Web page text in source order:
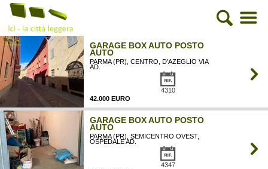
GARAGE BOX AUTO POSTO
AUTO
PARMA (PR), CENTRO, D'AZEGLIO VIA
AD.
42.000 EURO
4310
GARAGE BOX AUTO POSTO
AUTO
PARMA (PR), SEMICENTRO OVEST,
OSPEDALE AD.
4347